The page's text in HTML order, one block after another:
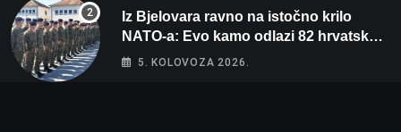
Iz Bjelovara ravno na istočno krilo
NATO-a: Evo kamo odlazi 82 hrvatska
vojnika i 6 vojnikinja
5. KOLOVOZA 2026.